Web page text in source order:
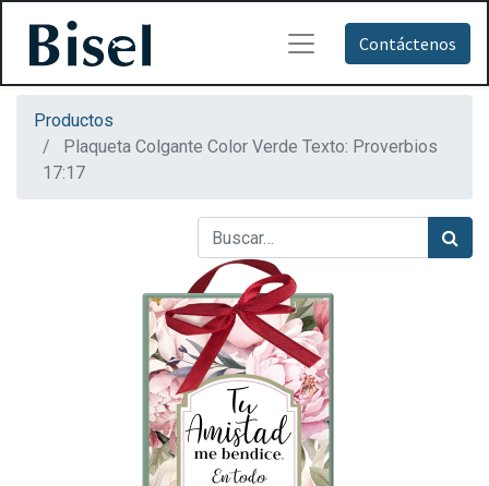
Contáctenos
Productos
Plaqueta Colgante Color Verde Texto: Proverbios
17:17